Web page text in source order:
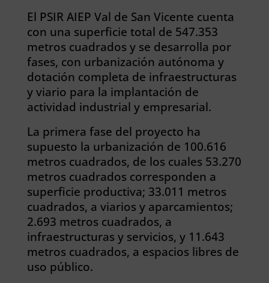
El PSIR AIEP Val de San Vicente cuenta
con una superficie total de 547.353
metros cuadrados y se desarrolla por
fases, con urbanización autónoma y
dotación completa de infraestructuras
y viario para la implantación de
actividad industrial y empresarial.
La primera fase del proyecto ha
supuesto la urbanización de 100.616
metros cuadrados, de los cuales 53.270
metros cuadrados corresponden a
superficie productiva; 33.011 metros
cuadrados, a viarios y aparcamientos;
2.693 metros cuadrados, a
infraestructuras y servicios, y 11.643
metros cuadrados, a espacios libres de
uso público.